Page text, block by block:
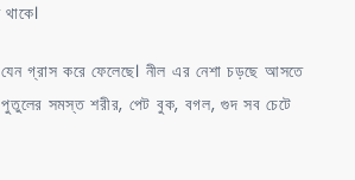
গ্রাস করে ফেলেছে। নীল এর নেশা চড়ছে আসতে
পুতুলের সমস্ত শরীর, পেট বুক, বগল, গুদ সব চেটে